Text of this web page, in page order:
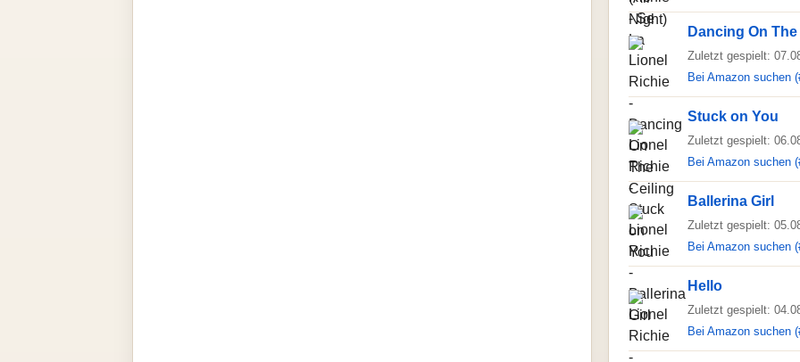
Dancing On
Zuletzt gespielt:
Bei Amazon suchen
Stuck on You
Zuletzt gespielt:
Bei Amazon suchen
Ballerina Girl
Zuletzt gespielt:
Bei Amazon suchen
Hello
Zuletzt gespielt:
Bei Amazon suchen